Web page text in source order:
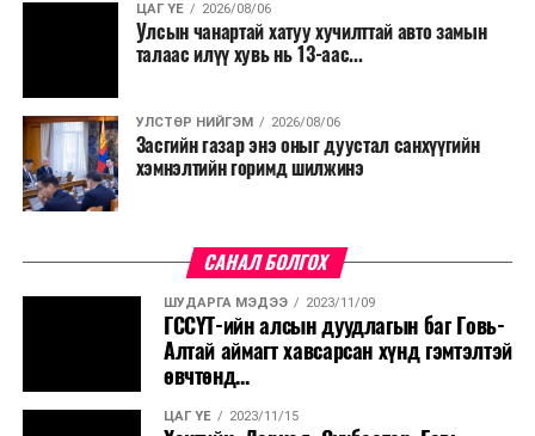
ЦАГ ҮЕ 2026/08/06
Улсын чанартай хатуу хучилттай авто замын
талаас илүү хувь нь 13-аас...
УЛСТӨР НИЙГЭМ 2026/08/06
Засгийн газар энэ оныг дуустал санхүүгийн
хэмнэлтийн горимд шилжинэ
САНАЛ БОЛГОХ
ШУДАРГА МЭДЭЭ 2023/11/09
ГССҮТ-ийн алсын дуудлагын баг Говь-
Алтай аймагт хавсарсан хүнд гэмтэлтэй
өвчтөнд...
ЦАГ ҮЕ 2023/11/15